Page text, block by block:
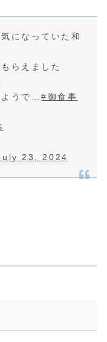
になっていた和
らえました
ようで…#御食事
23, 2024